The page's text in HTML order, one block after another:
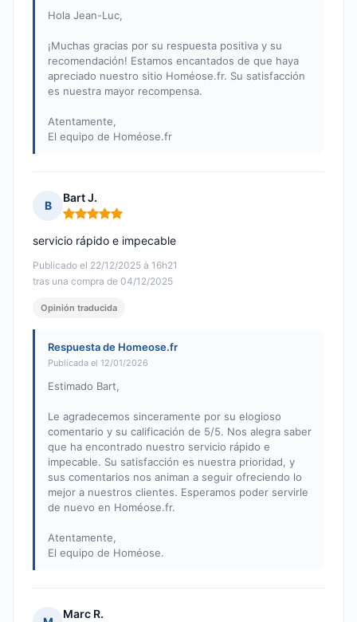
Hola Jean-Luc,
¡Muchas gracias por su respuesta positiva y su
recomendación! Estamos encantados de que haya
apreciado nuestro sitio Homéose.fr. Su satisfacción
es nuestra mayor recompensa.
Atentamente,
El equipo de Homéose.fr
B
Bart J.
Nota: 5 de 5
Publicado el 22/12/2025 à 16h21
tras una compra de 04/12/2025
servicio rápido e impecable
Opinión traducida
Respuesta de Homeose.fr
Publicada el 12/01/2026
Estimado Bart,
Le agradecemos sinceramente por su elogioso
comentario y su calificación de 5/5. Nos alegra saber
que ha encontrado nuestro servicio rápido e
impecable. Su satisfacción es nuestra prioridad, y
sus comentarios nos animan a seguir ofreciendo lo
mejor a nuestros clientes. Esperamos poder servirle
de nuevo en Homéose.fr.
Atentamente,
El equipo de Homéose.
Marc R.